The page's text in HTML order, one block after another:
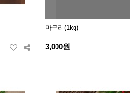
마구리(1kg)
3,000원